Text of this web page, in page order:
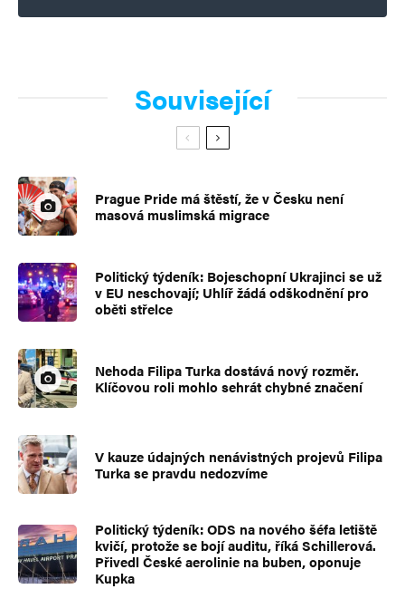
Související
Prague Pride má štěstí, že v Česku není
masová muslimská migrace
Politický týdeník: Bojeschopní Ukrajinci se už
v EU neschovají; Uhlíř žádá odškodnění pro
oběti střelce
Nehoda Filipa Turka dostává nový rozměr.
Klíčovou roli mohlo sehrát chybné značení
V kauze údajných nenávistných projevů Filipa
Turka se pravdu nedozvíme
Politický týdeník: ODS na nového šéfa letiště
kvičí, protože se bojí auditu, říká Schillerová.
Přivedl České aerolinie na buben, oponuje
Kupka